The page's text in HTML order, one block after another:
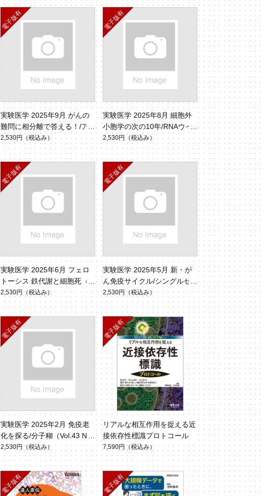
実験医学 2025年9月 がんの
難問に相分離で答える！/ア
センブロイド（Vol.43 No.1
4）
2,530円 （税込み）
実験医学 2025年8月 細胞外
小胞学の次の10年/RNAウイ
ルスハンティング2.0（Vol.43
No.13）
2,530円 （税込み）
実験医学 2025年6月 フェロ
トーシス 鉄代謝と細胞死（V
ol.43 No.9）
2,530円 （税込み）
実験医学 2025年5月 新・が
ん免疫サイクル/シングルセ
ルRNA-seq技術（Vol.43 No.
8）
2,530円 （税込み）
実験医学 2025年2月 免疫老
化を探る/分子糊（Vol.43 No.
3）
2,530円 （税込み）
リアルな相互作用を捉える近
接依存性標識プロトコール
7,590円 （税込み）